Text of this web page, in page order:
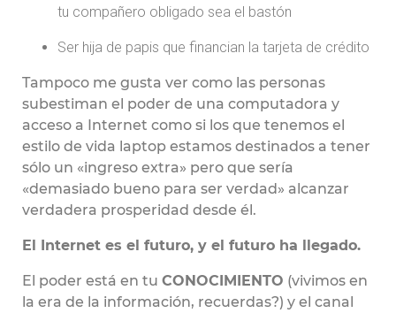
tu compañero obligado sea el bastón
Ser hija de papis que financian la tarjeta de crédito
Tampoco me gusta ver como las personas
subestiman el poder de una computadora y
acceso a Internet como si los que tenemos el
estilo de vida laptop estamos destinados a tener
sólo un «ingreso extra» pero que sería
«demasiado bueno para ser verdad» alcanzar
verdadera prosperidad desde él.
El Internet es el futuro, y el futuro ha llegado.
El poder está en tu CONOCIMIENTO (vivimos en
la era de la información, recuerdas?) y el canal